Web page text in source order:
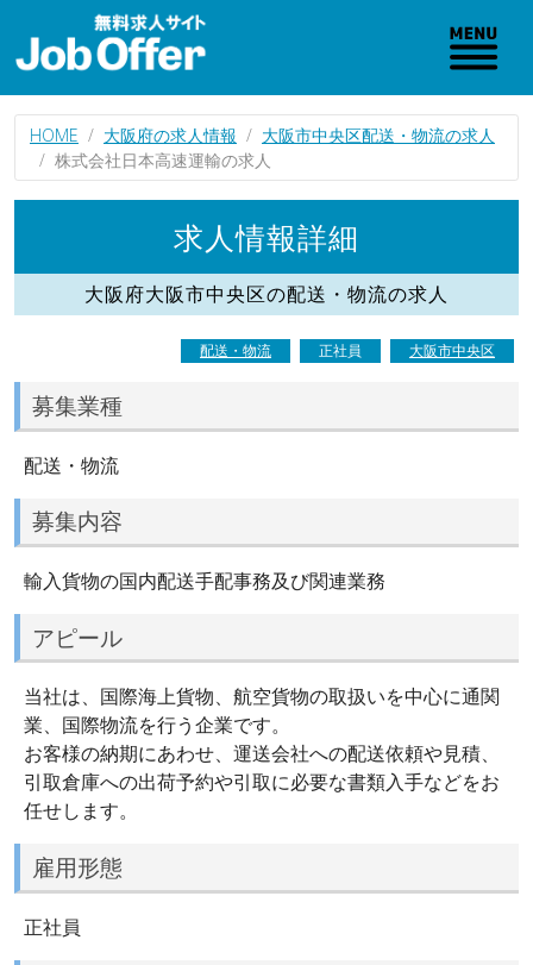
HOME 大阪府の求人情報
大阪市中央区配送・物流の求人
株式会社日本高速運輸の求人
求人情報詳細
大阪府大阪市中央区の配送・物流の求人
配送・物流 正社員 大阪市中央区
募集業種
配送・物流
募集内容
輸入貨物の国内配送手配事務及び関連業務
アピール
当社は、国際海上貨物、航空貨物の取扱いを中心に通関
業、国際物流を行う企業です。
お客様の納期にあわせ、運送会社への配送依頼や見積、
引取倉庫への出荷予約や引取に必要な書類入手などをお
任せします。
雇用形態
正社員